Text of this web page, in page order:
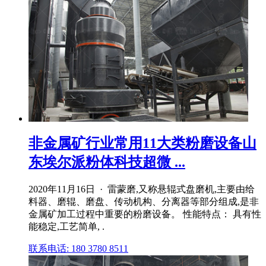
非金属矿行业常用11大类粉磨设备山
东埃尔派粉体科技超微 ...
2020年11月16日 · 雷蒙磨,又称悬辊式盘磨机,主要由给
料器、磨辊、磨盘、传动机构、分离器等部分组成,是非
金属矿加工过程中重要的粉磨设备。 性能特点： 具有性
能稳定,工艺简单, .
联系电话: 180 3780 8511